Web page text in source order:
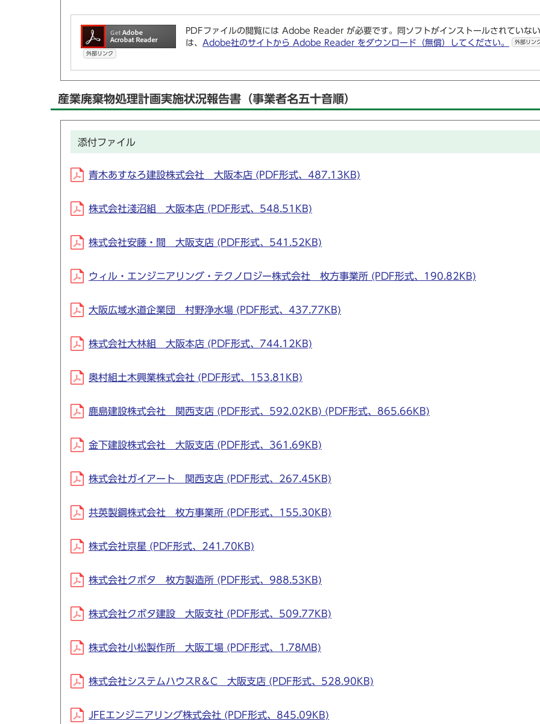
外部リンク
PDFファイルの閲覧には Adobe Reader が必要です。同ソフトがインストールされていな
は、 Adobe社のサイトから Adobe Reader をダウンロード（無償）してください。 外部リン
産業廃棄物処理計画実施状況報告書（事業者名五十音順）
添付ファイル
青木あすなろ建設株式会社 大阪本店 (PDF形式、487.13KB)
株式会社淺沼組 大阪本店 (PDF形式、548.51KB)
株式会社安藤・間 大阪支店 (PDF形式、541.52KB)
ウィル・エンジニアリング・テクノロジー株式会社 枚方事業所 (PDF形式、190.82KB)
大阪広域水道企業団 村野浄水場 (PDF形式、437.77KB)
株式会社大林組 大阪本店 (PDF形式、744.12KB)
奥村組土木興業株式会社 (PDF形式、153.81KB)
鹿島建設株式会社 関西支店 (PDF形式、592.02KB) (PDF形式、865.66KB)
金下建設株式会社 大阪支店 (PDF形式、361.69KB)
株式会社ガイアート 関西支店 (PDF形式、267.45KB)
共英製鋼株式会社 枚方事業所 (PDF形式、155.30KB)
株式会社京星 (PDF形式、241.70KB)
株式会社クボタ 枚方製造所 (PDF形式、988.53KB)
株式会社クボタ建設 大阪支社 (PDF形式、509.77KB)
株式会社小松製作所 大阪工場 (PDF形式、1.78MB)
株式会社システムハウスR＆C 大阪支店 (PDF形式、528.90KB)
JFEエンジニアリング株式会社 (PDF形式、845.09KB)